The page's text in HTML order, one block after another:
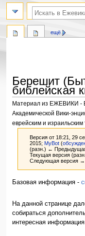
Берешит
библейская
Материал из ЕЖЕВИКИ -
Академической Вики-
еврейским и
Версия от 18:21, 29
2015;MyBot (
(разн.) ←
Текущая версия
Следующая версия →
Перейти
навигации
Перейти
поиску
Базовая информация -
На данной странице
собираться
интересная
ещё
поиск по словам